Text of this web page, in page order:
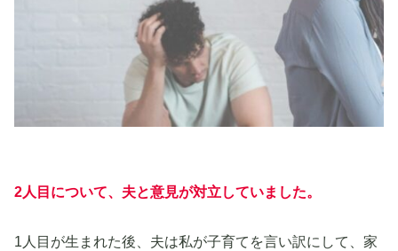
2人目について、 夫と意見が対立していました。
1人目が生まれた後、夫は私が子育てを言い訳にして、家